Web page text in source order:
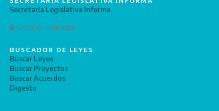
Secretaría Legislativa Informa
Gestor de Contenidos
BUSCADOR DE LEYES
Buscar Leyes
Buscar Proyectos
Buscar Acuerdos
Digesto